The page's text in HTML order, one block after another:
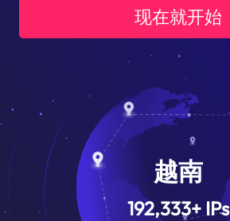
现在就开始
越南
192,333+ IPs